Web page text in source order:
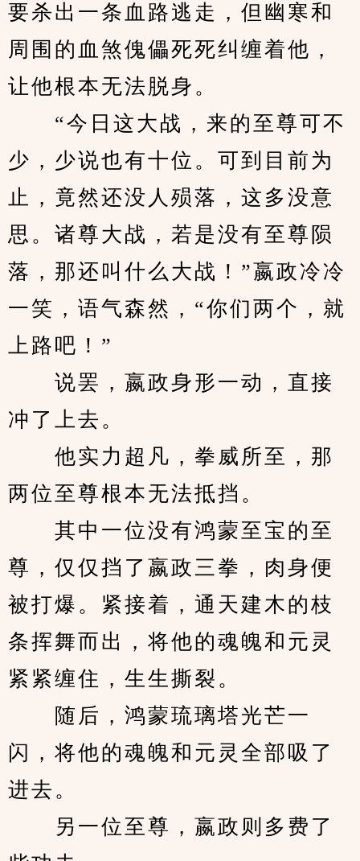
要杀出一条血路逃走，但幽寒和
周围的血煞傀儡死死纠缠着他，
让他根本无法脱身。
“今日这大战，来的至尊可不
少，少说也有十位。可到目前为
止，竟然还没人殒落，这多没意
思。诸尊大战，若是没有至尊陨
落，那还叫什么大战！”嬴政冷冷
一笑，语气森然，“你们两个，就
上路吧！”
说罢，嬴政身形一动，直接
冲了上去。
他实力超凡，拳威所至，那
两位至尊根本无法抵挡。
其中一位没有鸿蒙至宝的至
尊，仅仅挡了嬴政三拳，肉身便
被打爆。紧接着，通天建木的枝
条挥舞而出，将他的魂魄和元灵
紧紧缠住，生生撕裂。
随后，鸿蒙琉璃塔光芒一
闪，将他的魂魄和元灵全部吸了
进去。
另一位至尊，嬴政则多费了